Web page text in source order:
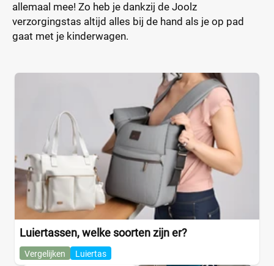
allemaal mee! Zo heb je dankzij de Joolz
verzorgingstas altijd alles bij de hand als je op pad
gaat met je kinderwagen.
Luiertassen, welke soorten zijn er?
Vergelijken Luiertas